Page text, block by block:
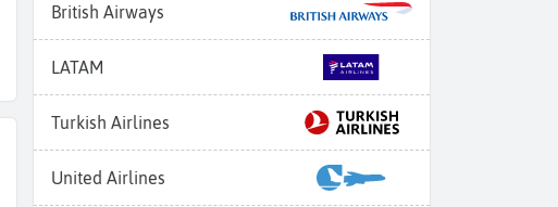
British Airways
LATAM
Turkish Airlines
United Airlines